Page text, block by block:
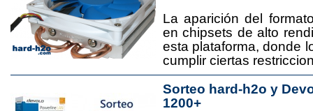
La aparición del
en chipsets de alto
esta plataforma, donde
cumplir ciertas
Sorteo hard-h2o y
1200+